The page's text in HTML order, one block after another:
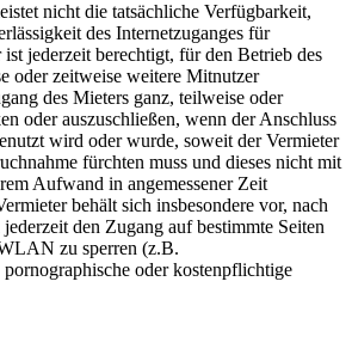
nicht die tatsächliche Verfügbarkeit,
des Internetzuganges für
jederzeit berechtigt, für den Betrieb des
oder zeitweise weitere Mitnutzer
des Mieters ganz, teilweise oder
oder auszuschließen, wenn der Anschluss
wird oder wurde, soweit der Vermieter
fürchten muss und dieses nicht mit
Aufwand in angemessener Zeit
behält sich insbesondere vor, nach
den Zugang auf bestimmte Seiten
zu sperren (z.B.
oder kostenpflichtige